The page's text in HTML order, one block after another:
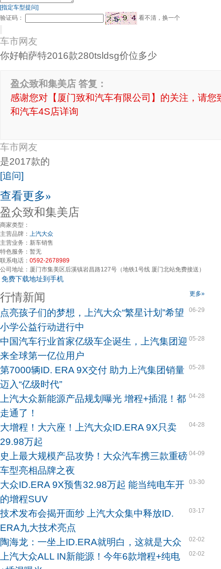
[指定车型提问]
验证码：
看不清，换一个
车市网友
你好帕萨特2016款280tsldsg价位多少
盈众致和集美店 答复：
感谢您对【厦门致和汽车有限公司】的关注，请您
和汽车4S店详询
车市网友
是2017款的
[追问]
查看更多»
盈众致和集美店
商家类型：
主营品牌： 上汽大众
主营业务： 新车销售
特色服务： 暂无
联系电话： 0592-2678989
公司地址： 厦门市集美区后溪镇岩昌路127号（地铁1号线 厦门北站免费接送）
免费下载地址到手机
更多»
行情新闻
06-29
点亮孩子们的梦想，上汽大众“繁星计划”希望
小学公益行动进行中
05-28
中国汽车行业首家亿级车企诞生，上汽集团迎
来全球第一亿位用户
05-28
第7000辆ID. ERA 9X交付 助力上汽集团销量
迈入“亿级时代”
04-28
上汽大众新能源产品规划曝光 增程+插混！都
走通了！
04-28
大增程！大六座！上汽大众ID.ERA 9X只卖
29.98万起
04-09
史上最大规模产品攻势！大众汽车携三款重磅
车型亮相品牌之夜
03-30
大众ID.ERA 9X预售32.98万起 能当纯电车开
的增程SUV
03-17
技术发布会揭开面纱 上汽大众集中释放ID.
ERA九大技术亮点
02-02
陶海龙：一坐上ID.ERA就明白，这就是大众
02-02
上汽大众ALL IN新能源！今年6款增程+纯电